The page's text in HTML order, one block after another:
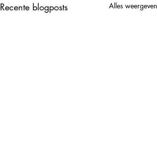
Recente blogposts Alles weergeven